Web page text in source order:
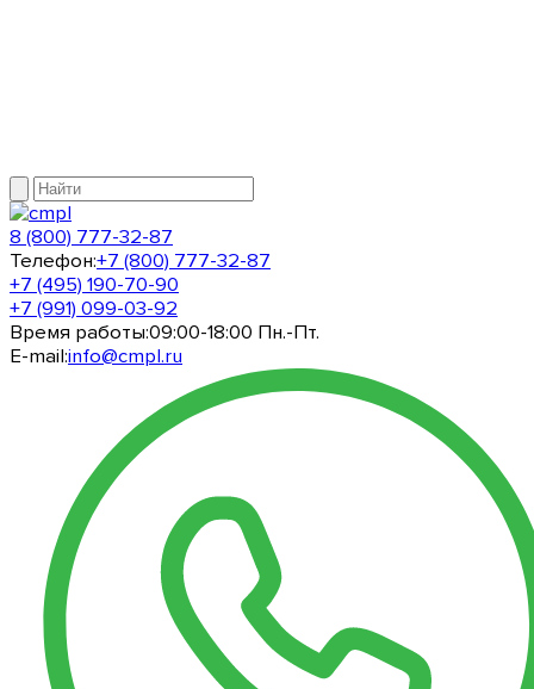
8 (800) 777-32-87
Телефон:+7 (800) 777-32-87
+7 (495) 190-70-90
+7 (991) 099-03-92
Время работы:09:00-18:00 Пн.-Пт.
E-mail:info@cmpl.ru